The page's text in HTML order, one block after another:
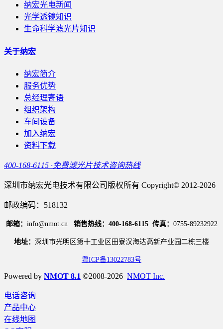
纳宏光电新闻
光学透镜知识
生命科学滤光片知识
关于纳宏
纳宏简介
服务优势
总经理寄语
组织架构
车间设备
加入纳宏
资料下载
400-168-6115 ·免费滤光片技术咨询热线
深圳市纳宏光电技术有限公司版权所有 Copyright© 2012-2026
邮政编码：518132
邮箱： info@nmot.cn 销售热线：400-168-6115 传真： 0755-89232922
地址： 深圳市光明区第十工业区田寮汉海达高新产业园二栋三楼
粤ICP备13022783号
Powered by NMOT 8.1 ©2008-2026 NMOT Inc.
电话咨询
产品中心
在线地图